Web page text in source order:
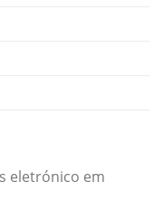
eletrónico em